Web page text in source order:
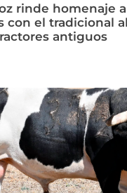
rinde homenaje
con el tradicional
antiguos